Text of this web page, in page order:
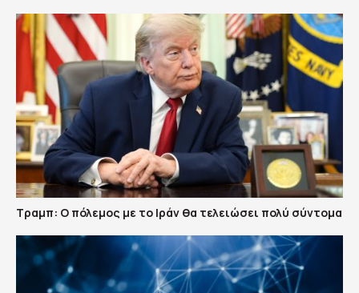
Τραμπ: Ο πόλεμος με το Ιράν θα τελειώσει πολύ σύντομα